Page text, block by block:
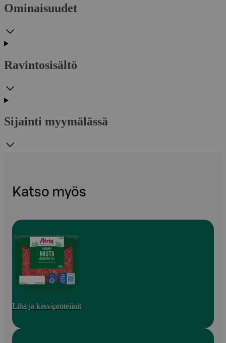
Ominaisuudet
Ravintosisältö
Sijainti myymälässä
Katso myös
Liha ja kasviproteiinit